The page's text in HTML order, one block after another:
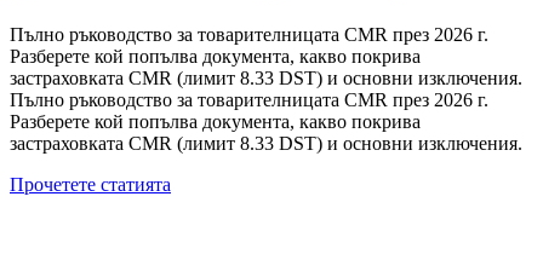
Пълно ръководство за товарителницата CMR през 2026 г.
Разберете кой попълва документа, какво покрива
застраховката CMR (лимит 8.33 DST) и основни изключения.
Пълно ръководство за товарителницата CMR през 2026 г.
Разберете кой попълва документа, какво покрива
застраховката CMR (лимит 8.33 DST) и основни изключения.
Прочетете статията